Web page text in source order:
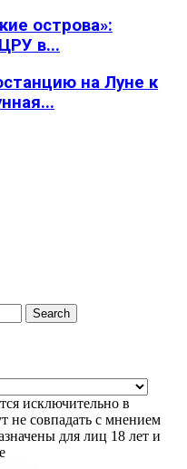
острова»:
в...
на Луне к
Search
исключительно в
не совпадать с мнением
для лиц 18 лет и